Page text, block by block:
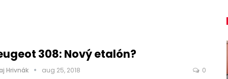
308: Nový etalón?
Hrivnák aug 25, 2018 0